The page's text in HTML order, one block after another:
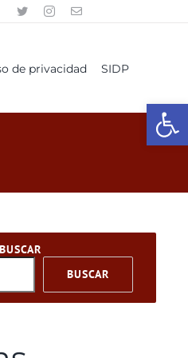
de privacidad SIDP
BUSCAR
BUSCAR